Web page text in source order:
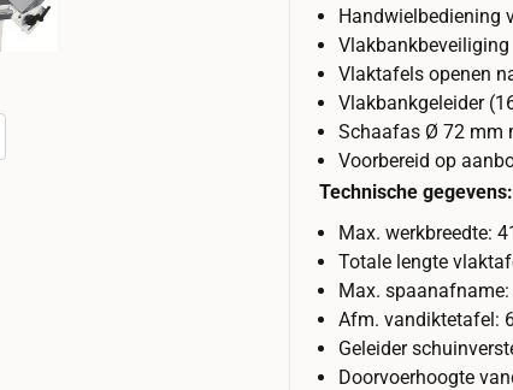
Handwielbediening
Vlakbankbeveiliging
Vlaktafels openen
Vlakbankgeleider
Schaafas Ø 72 mm
Voorbereid op
Technische gegevens:
Max. werkbreedte:
Totale lengte
Max.
Afm. vandiktetafel:
Geleider
Doorvoerhoogte